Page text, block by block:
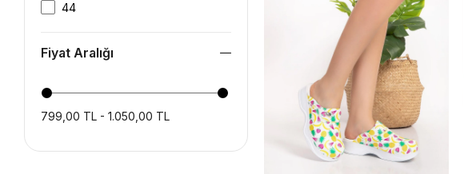
44
46
Fiyat Aralığı
799,00 TL - 1.050,00 TL